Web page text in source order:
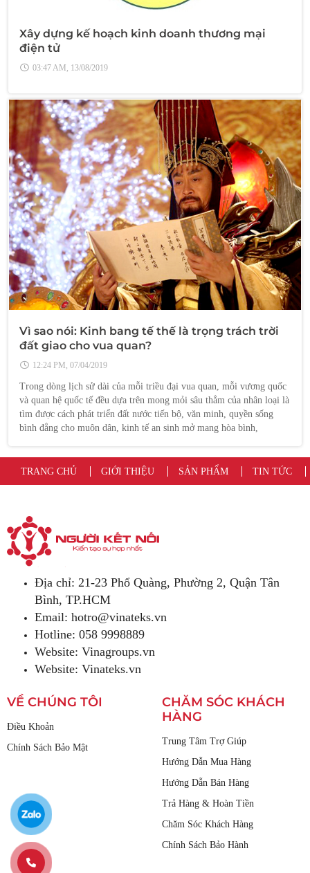
Xây dựng kế hoạch kinh doanh thương mại
điện tử
03:47 AM, 13/08/2019
Vì sao nói: Kinh bang tế thế là trọng trách trời
đất giao cho vua quan?
12:24 PM, 07/04/2019
Trong dòng lịch sử dài của mỗi triều đại vua quan, mỗi vương quốc
và quan hệ quốc tế đều dựa trên mong mỏi sâu thẳm của nhân loại là
tìm được cách phát triển đất nước tiến bộ, văn minh, quyền sống
bình đẳng cho muôn dân, kinh tế an sinh mở mang hòa bình,
TRANG CHỦ GIỚI THIỆU SẢN PHẨM TIN TỨC
Địa chỉ: 21-23 Phổ Quàng, Phường 2, Quận Tân
Bình, TP.HCM
Email: hotro@vinateks.vn
Hotline: 058 9998889
Website: Vinagroups.vn
Website: Vinateks.vn
VỀ CHÚNG TÔI
Điều Khoản
Chính Sách Bảo Mật
CHĂM SÓC KHÁCH
HÀNG
Trung Tâm Trợ Giúp
Hướng Dẫn Mua Hàng
Hướng Dẫn Bán Hàng
Trả Hàng & Hoàn Tiền
Chăm Sóc Khách Hàng
Chính Sách Bảo Hành